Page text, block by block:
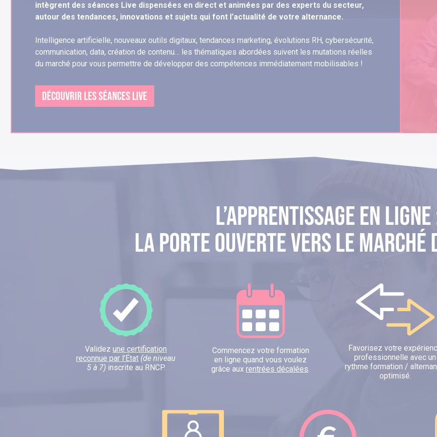
intègrent des séances Live dispensées en direct et animées par des experts du secteur,
autour des tendances, innovations et sujets qui font l’actualité de votre alternance.
Intelligence artificielle, nouveaux outils digitaux, tendances marketing, évolutions RH, cybersécurité,
communication, data, création de contenu… les thématiques abordées suivent les mutations réelles
du marché pour vous permettre de développer des compétences immédiatement mobilisables !
DÉCOUVRIR LES SÉANCES LIVE
L’apprentissage en ligne
la porte ouverte vers le
Validez une certification
reconnue par l’État (de niveau
5 à 7)inscrite au RNCP.
Commencez votre formation
en ligne quand vous voulez
grâce aux rentrées décalées.
Favorisez votre
professionnelle avec un
rythme formation /
optimisé.